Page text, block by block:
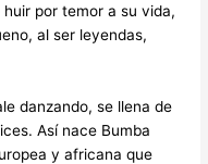
por temor a su vida,
al ser leyendas,
danzando, se llena de
Así nace Bumba
y africana que